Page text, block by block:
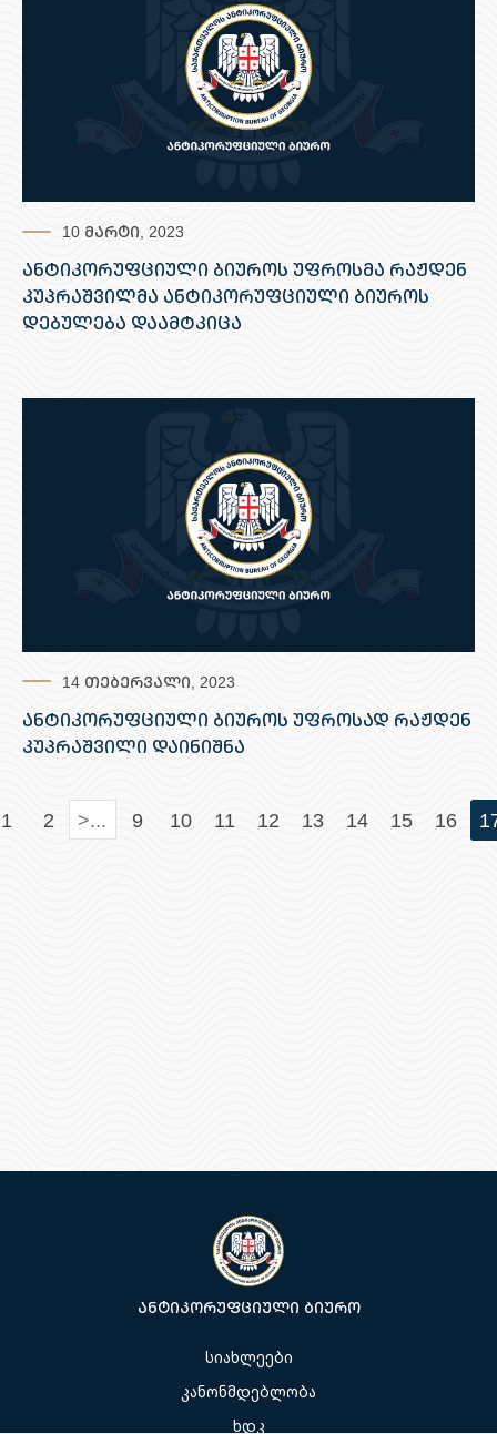
10 მარტი, 2023
ანტიკორუფციული ბიუროს უფროსმა რაჟდენ
კუპრაშვილმა ანტიკორუფციული ბიუროს
დებულება დაამტკიცა
14 თებერვალი, 2023
ანტიკორუფციული ბიუროს უფროსად რაჟდენ
კუპრაშვილი დაინიშნა
1 2 >... 9 10 11 12 13 14 15 16
ანტიკორუფციული ბიურო
სიახლეები
კანონმდებლობა
ხდკ